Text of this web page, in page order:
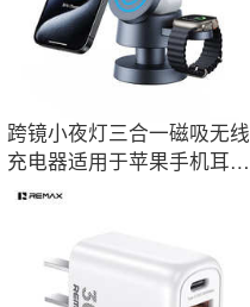
跨镜小夜灯三合一磁吸无线
充电器适用于苹果手机耳机
手表充电支架